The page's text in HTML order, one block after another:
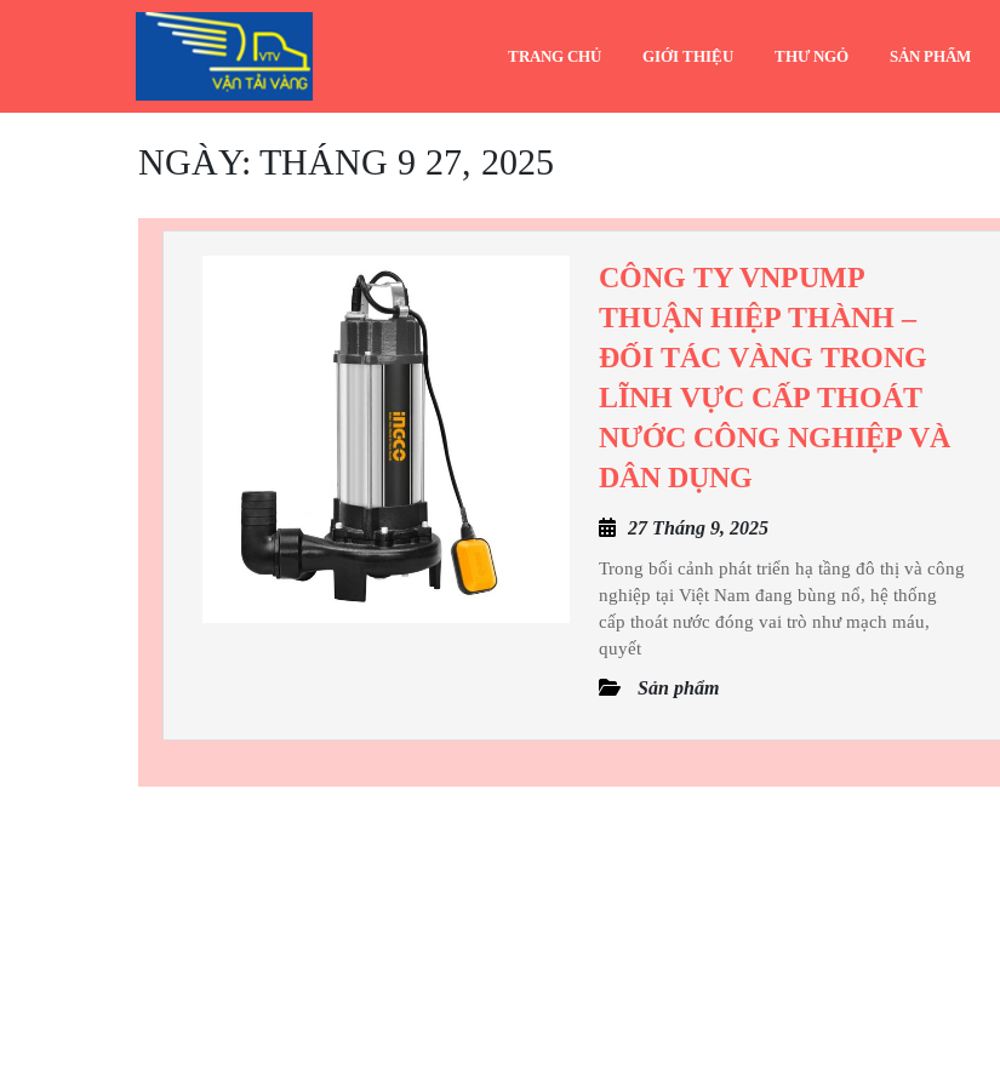
TRANG CHỦ GIỚI THIỆU THƯ NGỎ SẢN PHẨM
NGÀY: THÁNG 9 27, 2025
CÔNG TY VNPUMP
THUẬN HIỆP THÀNH –
ĐỐI TÁC VÀNG TRONG
LĨNH VỰC CẤP THOÁT
NƯỚC CÔNG NGHIỆP VÀ
DÂN DỤNG
VNPUMP
THUẬN
HIỆP
THÀNH
TÁC
27 Tháng 9, 202527
Tháng
2025
Trong bối cảnh phát triển hạ tầng đô thị và công
nghiệp tại Việt Nam đang bùng nổ, hệ thống
cấp thoát nước đóng vai trò như mạch máu,
quyết
Sản phẩm